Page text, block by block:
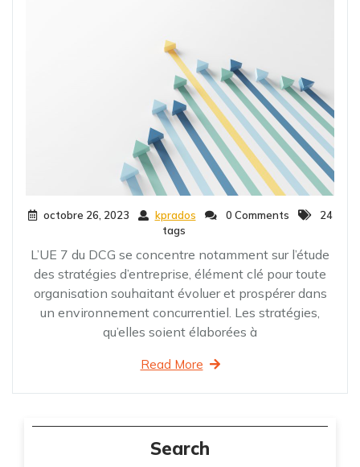
octobre 26, 2023 kprados 0 Comments
24
tags
L’UE 7 du DCG se concentre notamment sur l’étude
des stratégies d’entreprise, élément clé pour toute
organisation souhaitant évoluer et prospérer dans
un environnement concurrentiel. Les stratégies,
qu’elles soient élaborées à
Read More
Search